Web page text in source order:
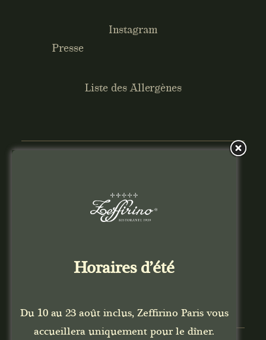
Instagram
Presse
Liste des Allergènes
Horaires d’été
Du 10 au 23 août inclus, Zeffirino Paris vous
accueillera uniquement pour le dîner.